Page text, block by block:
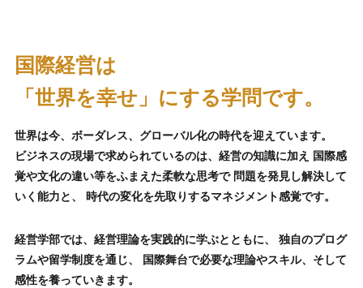
国際経営は
「世界を幸せ」にする学問です。
世界は今、ボーダレス、グローバル化の時代を迎えています。
ビジネスの現場で求められているのは、経営の知識に加え
国際感
覚や文化の違い等をふまえた柔軟な思考で問題を発見し解決して
いく能力と、
時代の変化を先取りするマネジメント感覚です。
経営学部では、経営理論を実践的に学ぶとともに、
独自のプログ
ラムや留学制度を通じ、
国際舞台で必要な理論やスキル、そして
感性を養っていきます。